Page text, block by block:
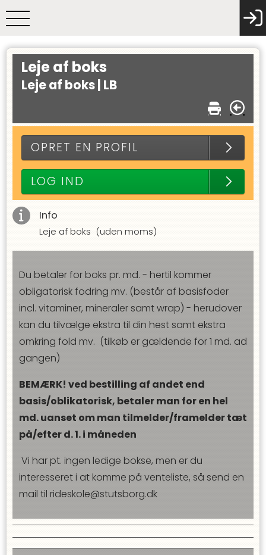
Leje af boks
Leje af boks | LB
OPRET EN PROFIL
LOG IND
Info
Leje af boks (uden moms)
Du betaler for boks pr. md. - hertil kommer
obligatorisk fodring mv. (består af basisfoder
incl. vitaminer, mineraler samt wrap) - herudover
kan du tilvælge ekstra til din hest samt ekstra
omkring fold mv. (tilkøb er gældende for 1 md. ad
gangen)
BEMÆRK! ved bestilling af andet end
basis/oblikatorisk, betaler man for en hel
md. uanset om man tilmelder/framelder tæt
på/efter d. 1. i måneden
Vi har pt. ingen ledige bokse, men er du
interesseret i at komme på venteliste, så send en
mail til rideskole@stutsborg.dk